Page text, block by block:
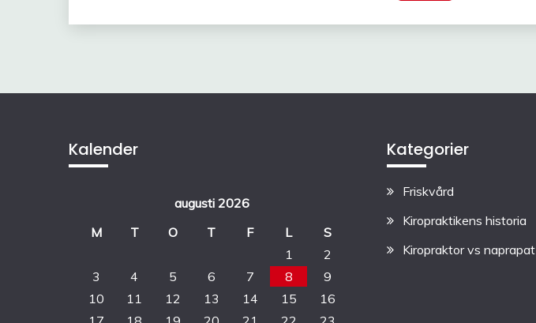
Kalender
augusti 2026
M
T O T F L
S
1
2
3
4 5 6 7 8
9
10
11 12 13 14 15
16
Kategorier
Friskvård
Kiropraktikens historia
Kiropraktor vs naprapat